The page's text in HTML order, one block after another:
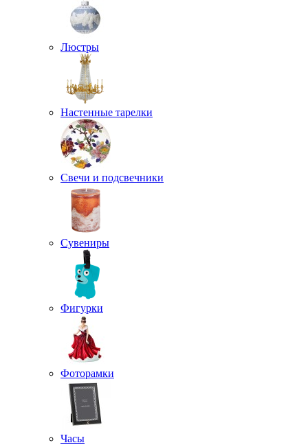
Люстры
Настенные тарелки
Свечи и подсвечники
Сувениры
Фигурки
Фоторамки
Часы